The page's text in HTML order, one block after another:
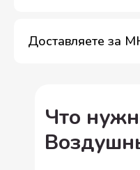
Доставляете за
Что